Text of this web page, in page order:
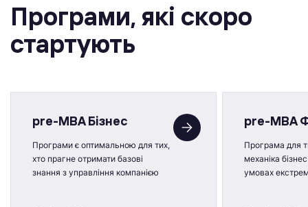
Програми, якi скоро
стартують
pre-MBA Бізнес
Програми є оптимальною для тих,
хто прагне отримати базові
знання з управління компанією
pre-MBA
Програма для
механіка
умовах